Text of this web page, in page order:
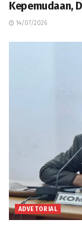
Kepemudaan,
14/07/2026
ADVETORIAL